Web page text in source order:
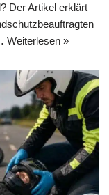
Der Artikel erklärt
Weiterlesen »